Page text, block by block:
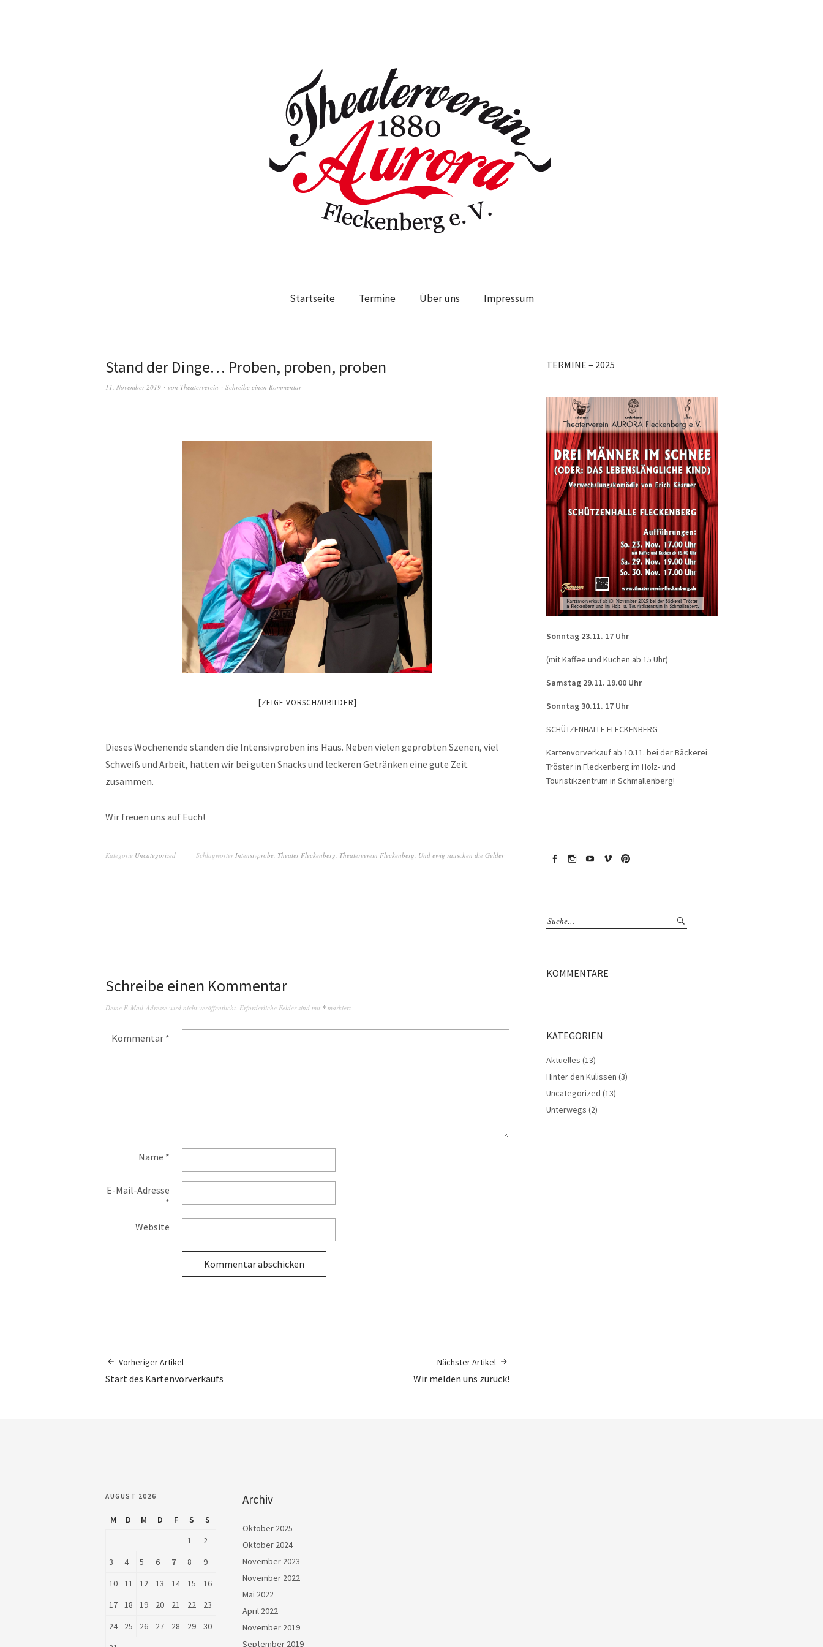
Startseite Termine Über uns Impressum
Stand der Dinge… Proben, proben, proben
11. November 2019 von Theaterverein Schreibe einen Kommentar
[ZEIGE VORSCHAUBILDER]
Dieses Wochenende standen die Intensivproben ins Haus. Neben vielen geprobten Szenen, viel
Schweiß und Arbeit, hatten wir bei guten Snacks und leckeren Getränken eine gute Zeit
zusammen.
Wir freuen uns auf Euch!
Kategorie Uncategorized SchlagwörterIntensivprobe, Theater Fleckenberg, Theaterverein Fleckenberg, Und ewig rauschen die Gelder
Schreibe einen Kommentar
Deine E-Mail-Adresse wird nicht veröffentlicht. Erforderliche Felder sind mit * markiert
Kommentar *
Name *
E-Mail-Adresse
*
Website
Vorheriger Artikel
Start des Kartenvorverkaufs
Nächster Artikel
Wir melden uns zurück!
TERMINE – 2025
Sonntag 23.11. 17 Uhr
(mit Kaffee und Kuchen ab 15 Uhr)
Samstag 29.11. 19.00 Uhr
Sonntag 30.11. 17 Uhr
SCHÜTZENHALLE FLECKENBERG
Kartenvorverkauf ab 10.11. bei der Bäckerei
Tröster in Fleckenberg im Holz- und
Touristikzentrum in Schmallenberg!
KOMMENTARE
KATEGORIEN
Aktuelles (13)
Hinter den Kulissen (3)
Uncategorized (13)
Unterwegs (2)
AUGUST 2026
M D M D F S
S
1
2
3
4 5 6 7 8
9
10
11 12 13 14 15
16
17
18 19 20 21 22
23
24
25 26 27 28 29
30
Archiv
Oktober 2025
Oktober 2024
November 2023
November 2022
Mai 2022
April 2022
November 2019
September 2019